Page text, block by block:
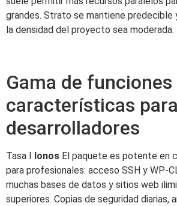
grandes. Strato se mantiene predecible
la densidad del proyecto sea moderada.
Gama de funciones
características para
desarrolladores
Tasa I Ionos El paquete es potente en
para profesionales: acceso SSH y WP-
muchas bases de datos y sitios web
superiores. Copias de seguridad diarias,